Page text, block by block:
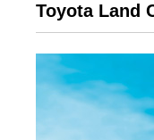
Toyota Land